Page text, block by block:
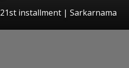
installment | Sarkarnama